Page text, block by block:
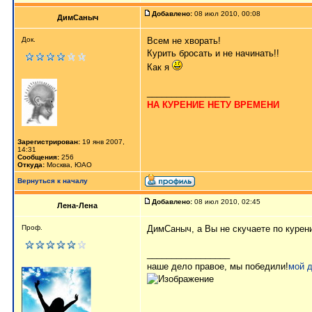
ДимСаныч Добавлено: 08 июл 2010, 00:08
Док.
Зарегистрирован: 19 янв 2007,
14:31
Сообщения: 256
Откуда: Москва, ЮАО
Всем не хворать!
Курить бросать и не начинать!!
Как я
НА КУРЕНИЕ НЕТУ ВРЕМЕНИ
Вернуться к началу
Лена-Лена Добавлено: 08 июл 2010, 02:45
Проф. ДимСаныч, а Вы не скучаете по
наше дело правое, мы победили!мой